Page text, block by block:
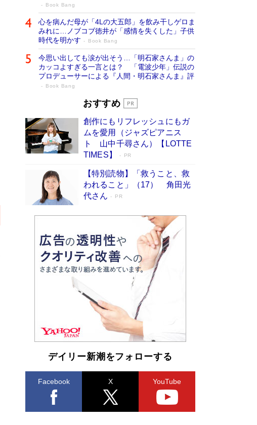
Book Bang
心を病んだ母が「4Lの大五郎」を飲み干しゲロま
みれに…ノブコブ徳井が「感情を失くした」子供
時代を明かす
Book Bang
今思い出しても涙が出そう…「明石家さんま」の
カッコよすぎる一言とは？ 「電波少年」伝説の
プロデューサーによる『人間・明石家さんま』評
Book Bang
「宇宙兄弟」最終46巻がベストセラー1
物語に幕 特装版には「宇宙で描かれたマ
ンガ」も収録
Book Bang
美輪明宏 晩年の回答を集めた『ほほえんで生き
るための人生相談』がランクイン［エンターテイ
メントベストセラー］
Book Bang
「『火垂るの墓』は、大嘘である」原作者が抱き
続けた“自責の念”とは…「自己憐憫は描きたくな
い」監督が徹底的にこだわったこと（後編） #
戦争の記憶
Book Bang
「叱って伸びるやつは、褒めたらもっと伸びる」
俳優・高嶋政伸が家族に教わった“人を育てるコ
ツ”…芸への考え方を明かす
Book Bang
東野圭吾、伊坂幸太郎の人気シリーズ最新作どち
らも文庫化 映画化された直木賞受賞作もランク
イン［文庫ベストセラー］
Book Bang
おすすめ
創作にもリフレッシュにもガ
ムを愛用（ジャズピアニス
ト 山中千尋さん）【LOTTE
TIMES】
PR
【特別読物】「救うこと、救
われること」（17） 角田光
代さん
PR
デイリー新潮をフォローする
Facebook X YouTube